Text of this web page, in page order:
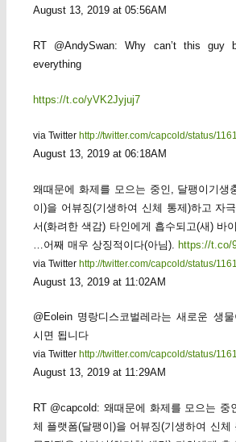
August 13, 2019 at 05:56AM
RT @AndySwan: Why can’t this guy
everything
https://t.co/yVK2Jyjuj7
via Twitter http://twitter.com/capcold/status/
August 13, 2019 at 06:18AM
왜때문에 화제를 모으는 중인, 달팽이기생
이)을 어뷰징(기생하여 신체 통제)하고 자
서(화려한 색감) 타인에게 흡수되고(새) 바
…어째 매우 상징적이다(아님). https://t.co/
via Twitter http://twitter.com/capcold/status/
August 13, 2019 at 11:02AM
@Eolein 명랑디스코벌레라는 새로운 생
시면 됩니다
via Twitter http://twitter.com/capcold/status/
August 13, 2019 at 11:29AM
RT @capcold: 왜때문에 화제를 모으는 중
체 플랫폼(달팽이)을 어뷰징(기생하여 신체